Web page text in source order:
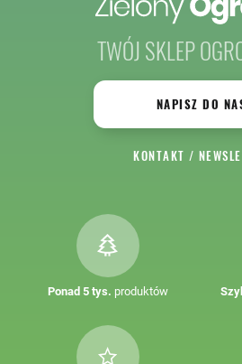
TWÓJ SKLEP
NAPISZ DO
KONTAKT /
Ponad 5 tys. produktów